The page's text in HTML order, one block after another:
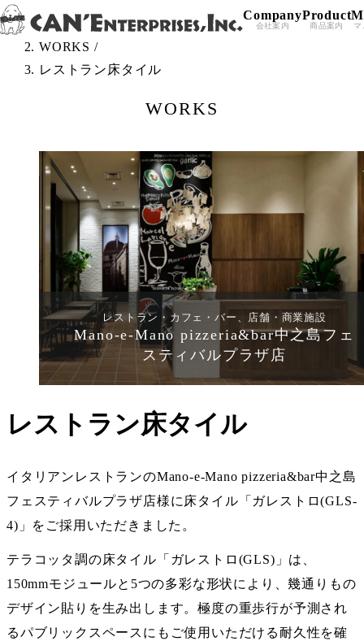
Skip to content
Company
会社案内
Product
商品案内 マ
TOP /
WORKS /
レストラン床タイル
WORKS
レストラン・カフェ・バー、店舗・商業施設
Mano-e-Mano pizzeria&bar中之島フェ
スティバルプラザ店
レストラン床タイル
イタリアンレストランのMano-e-Mano pizzeria&bar中之島
フェスティバルプラザ店様に床タイル「ガレストロ(GLS-
4)」をご採用いただきました。
テラコッタ調の床タイル「ガレストロ(GLS)」は、
150mmモジュールと5つの多彩な形状により、幾通りもの
デザイン貼りを生み出します。極度の重歩行が予測され
るパブリックスペースにもご使用いただける耐久性を確